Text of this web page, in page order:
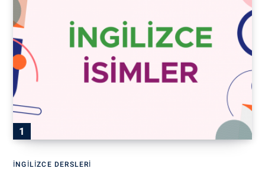
İNGILIZCE DERSLERI